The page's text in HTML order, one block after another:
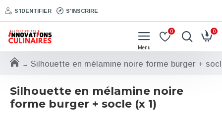
S'IDENTIFIER S'INSCRIRE
0 0
Silhouette en mélamine noire forme burger +
Silhouette en mélamine noire
forme burger + socle (x 1)